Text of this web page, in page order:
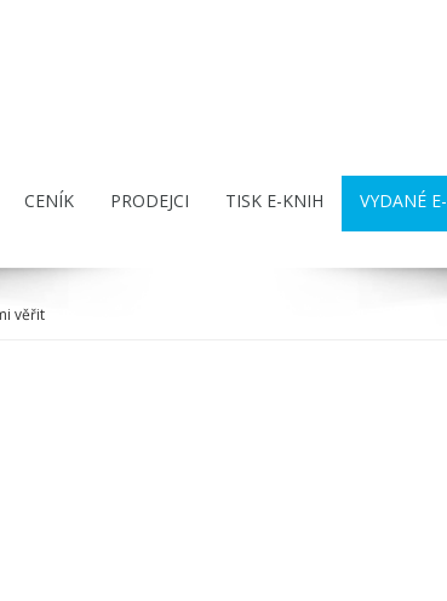
CENÍK PRODEJCI TISK E-KNIH VYDANÉ
věřit